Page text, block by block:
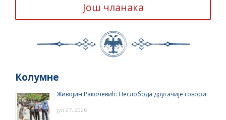
Још чланака
Колумне
Живојин Ракочевић: Неслобода другачије говори
јул 27, 2026